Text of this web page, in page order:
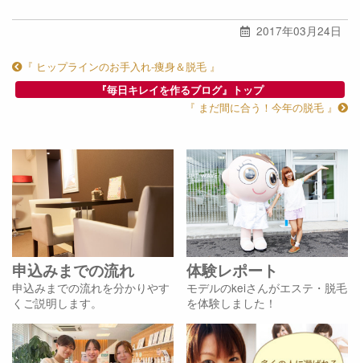
2017年03月24日
『 ヒップラインのお手入れ-痩身＆脱毛 』
『毎日キレイを作るブログ』トップ
『 まだ間に合う！今年の脱毛 』
申込みまでの流れ
申込みまでの流れを分かりやす
くご説明します。
体験レポート
モデルのkeiさんがエステ・脱毛
を体験しました！